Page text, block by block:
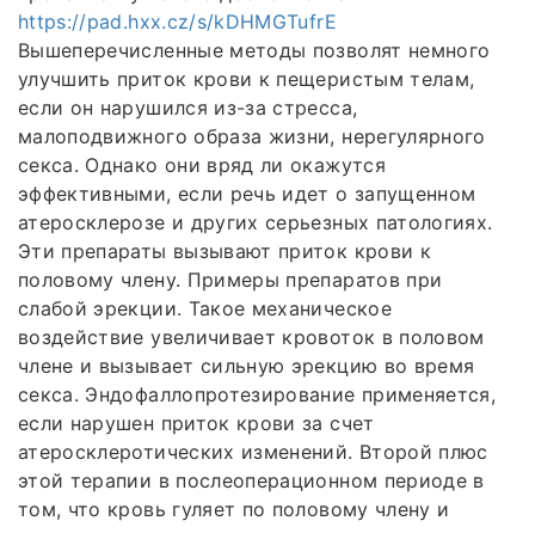
https://pad.hxx.cz/s/kDHMGTufrE
Вышеперечисленные методы позволят немного
улучшить приток крови к пещеристым телам,
если он нарушился из-за стресса,
малоподвижного образа жизни, нерегулярного
секса. Однако они вряд ли окажутся
эффективными, если речь идет о запущенном
атеросклерозе и других серьезных патологиях.
Эти препараты вызывают приток крови к
половому члену. Примеры препаратов при
слабой эрекции. Такое механическое
воздействие увеличивает кровоток в половом
члене и вызывает сильную эрекцию во время
секса. Эндофаллопротезирование применяется,
если нарушен приток крови за счет
атеросклеротических изменений. Второй плюс
этой терапии в послеоперационном периоде в
том, что кровь гуляет по половому члену и